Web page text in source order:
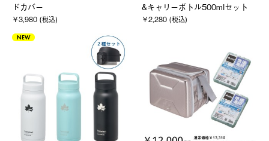
ドカバー
￥3,980 (税込)
&キャリーボトル500mlセット
￥2,280 (税込)
NEW